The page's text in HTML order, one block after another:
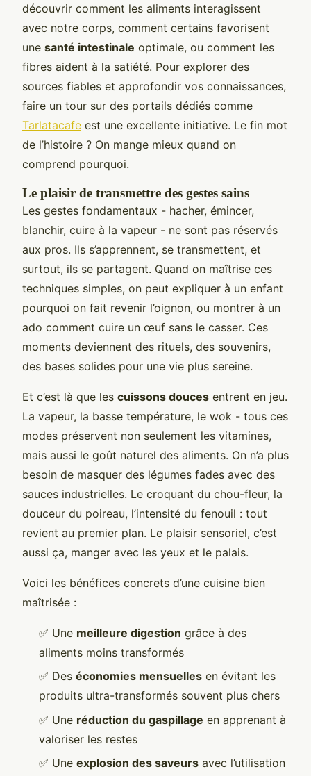
découvrir comment les aliments interagissent
avec notre corps, comment certains favorisent
une santé intestinale optimale, ou comment les
fibres aident à la satiété. Pour explorer des
sources fiables et approfondir vos connaissances,
faire un tour sur des portails dédiés comme
Tarlatacafe est une excellente initiative. Le fin mot
de l’histoire ? On mange mieux quand on
comprend pourquoi.
Le plaisir de transmettre des gestes sains
Les gestes fondamentaux - hacher, émincer,
blanchir, cuire à la vapeur - ne sont pas réservés
aux pros. Ils s’apprennent, se transmettent, et
surtout, ils se partagent. Quand on maîtrise ces
techniques simples, on peut expliquer à un enfant
pourquoi on fait revenir l’oignon, ou montrer à un
ado comment cuire un œuf sans le casser. Ces
moments deviennent des rituels, des souvenirs,
des bases solides pour une vie plus sereine.
Et c’est là que les cuissons douces entrent en jeu.
La vapeur, la basse température, le wok - tous ces
modes préservent non seulement les vitamines,
mais aussi le goût naturel des aliments. On n’a plus
besoin de masquer des légumes fades avec des
sauces industrielles. Le croquant du chou-fleur, la
douceur du poireau, l’intensité du fenouil : tout
revient au premier plan. Le plaisir sensoriel, c’est
aussi ça, manger avec les yeux et le palais.
Voici les bénéfices concrets d’une cuisine bien
maîtrisée :
✅ Une meilleure digestion grâce à des
aliments moins transformés
✅ Des économies mensuelles en évitant les
produits ultra-transformés souvent plus chers
✅ Une réduction du gaspillage en apprenant à
valoriser les restes
✅ Une explosion des saveurs avec l’utilisation